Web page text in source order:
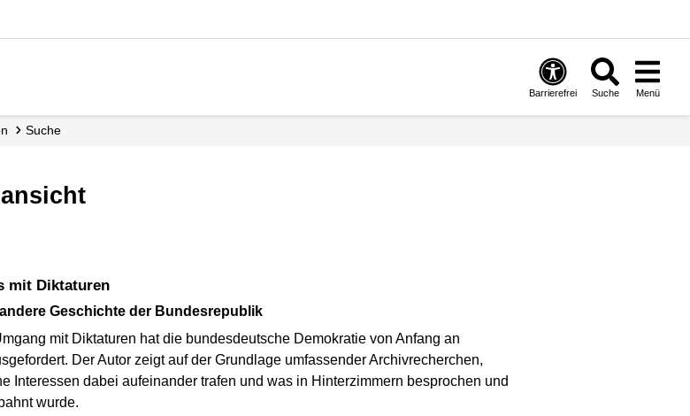
Barrierefrei Suche Menü
Suche
mit Diktaturen
andere Geschichte der Bundesrepublik
mit Diktaturen hat die bundesdeutsche Demokratie von Anfang an
Der Autor zeigt auf der Grundlage umfassender Archivrecherchen,
Interessen dabei aufeinander trafen und was in Hinterzimmern besprochen und
wurde.